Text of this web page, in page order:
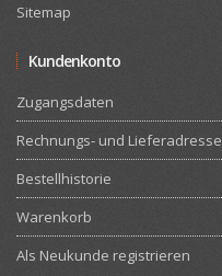
Sitemap
Kundenkonto
Zugangsdaten
Rechnungs- und Lieferadresse
Bestellhistorie
Warenkorb
Als Neukunde registrieren